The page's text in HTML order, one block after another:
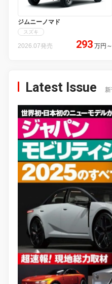
ジムニーノマド
スズキ
2026.07発売 293 万円 ～
Latest Issue